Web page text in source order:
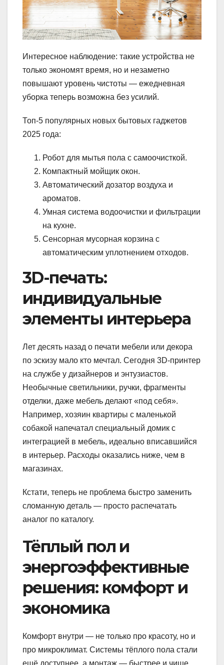
Интересное наблюдение: такие устройства не
только экономят время, но и незаметно
повышают уровень чистоты — ежедневная
уборка теперь возможна без усилий.
Топ-5 популярных новых бытовых гаджетов
2025 года:
Робот для мытья пола с самоочисткой.
Компактный мойщик окон.
Автоматический дозатор воздуха и
ароматов.
Умная система водоочистки и фильтрации
на кухне.
Сенсорная мусорная корзина с
автоматическим уплотнением отходов.
3D-печать:
индивидуальные
элементы интерьера
Лет десять назад о печати мебели или декора
по эскизу мало кто мечтал. Сегодня 3D-принтер
на службе у дизайнеров и энтузиастов.
Необычные светильники, ручки, фрагменты
отделки, даже мебель делают «под себя».
Например, хозяин квартиры с маленькой
собакой напечатал специальный домик с
интеграцией в мебель, идеально вписавшийся
в интерьер. Расходы оказались ниже, чем в
магазинах.
Кстати, теперь не проблема быстро заменить
сломанную деталь — просто распечатать
аналог по каталогу.
Тёплый пол и
энергоэффективные
решения: комфорт и
экономика
Комфорт внутри — не только про красоту, но и
про микроклимат. Системы тёплого пола стали